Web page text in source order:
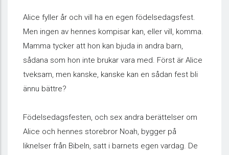
Alice fyller år och vill ha en egen födelsedagsfest.
Men ingen av hennes kompisar kan, eller vill, komma.
Mamma tycker att hon kan bjuda in andra barn,
sådana som hon inte brukar vara med. Först är Alice
tveksam, men kanske, kanske kan en sådan fest bli
ännu bättre?
Födelsedagsfesten, och sex andra berättelser om
Alice och hennes storebror Noah, bygger på
liknelser från Bibeln, satt i barnets egen vardag. De